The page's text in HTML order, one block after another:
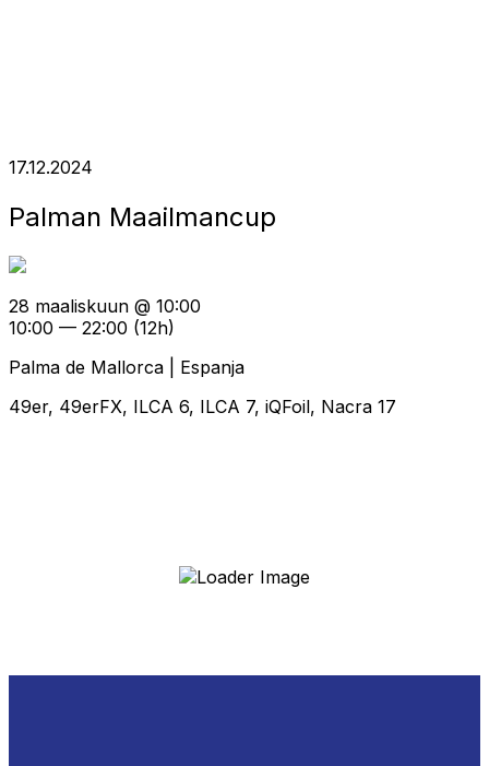
17.12.2024
Palman Maailmancup
28 maaliskuun @ 10:00
10:00 — 22:00 (12h)
Palma de Mallorca | Espanja
49er, 49erFX, ILCA 6, ILCA 7, iQFoil, Nacra 17